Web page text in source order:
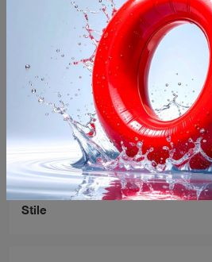
AZZERA FILTRI
Marca
Stile